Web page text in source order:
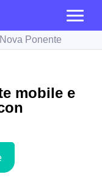
Nova Ponente